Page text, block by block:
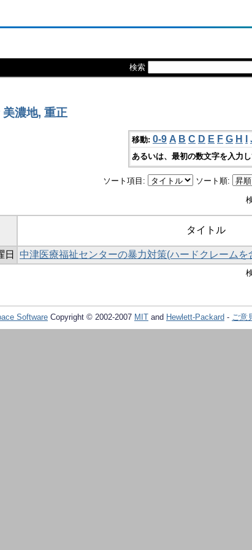
検索
濃地, 重正
移動: 0-9 A B C D E F G H
あるいは、最初の数文字を入力
ソート項目: ソート順:
タイトル
日
中津医療福祉センターの暴力対策(ハードクレームを
Software Copyright © 2002-2007 MIT and Hewlett-Packard - ご意